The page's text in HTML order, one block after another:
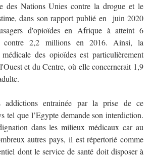
des Nations Unies contre la drogue et le
dans son rapport publié en
juin 2020
d'opioïdes en Afrique à atteint 6
contre 2,2 millions en 2016. Ainsi, la
des opioïdes est particulièrement
et du Centre, où elle concernerait 1,9
addictions entrainée par la prise de ce
tel que l’Egypte demande son interdiction.
dans les milieux médicaux car au
autres pays, il est répertorié comme
dont le service de santé doit disposer à